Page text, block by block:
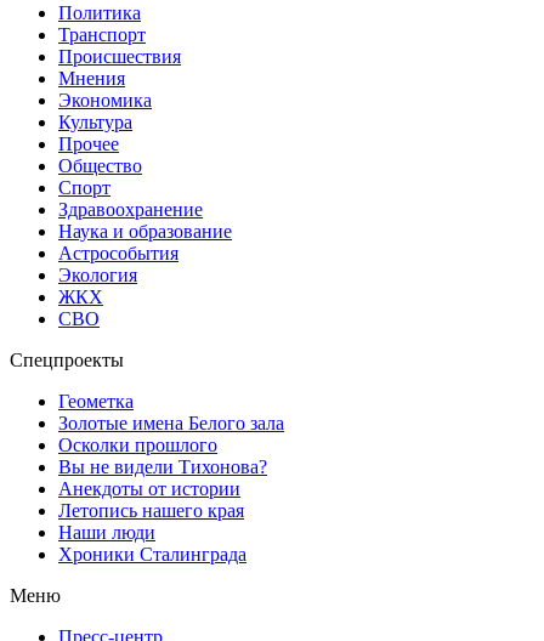
Политика
Транспорт
Происшествия
Мнения
Экономика
Культура
Прочее
Общество
Спорт
Здравоохранение
Наука и образование
Астрособытия
Экология
ЖКХ
СВО
Спецпроекты
Геометка
Золотые имена Белого зала
Осколки прошлого
Вы не видели Тихонова?
Анекдоты от истории
Летопись нашего края
Наши люди
Хроники Сталинграда
Меню
Пресс-центр